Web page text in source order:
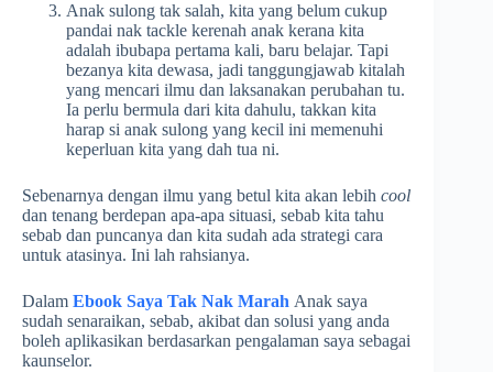
Anak sulong tak salah, kita yang belum cukup
pandai nak tackle kerenah anak kerana kita
adalah ibubapa pertama kali, baru belajar. Tapi
bezanya kita dewasa, jadi tanggungjawab kitalah
yang mencari ilmu dan laksanakan perubahan tu.
Ia perlu bermula dari kita dahulu, takkan kita
harap si anak sulong yang kecil ini memenuhi
keperluan kita yang dah tua ni.
Sebenarnya dengan ilmu yang betul kita akan lebih cool
dan tenang berdepan apa-apa situasi, sebab kita tahu
sebab dan puncanya dan kita sudah ada strategi cara
untuk atasinya. Ini lah rahsianya.
Dalam Ebook Saya Tak Nak Marah Anak saya
sudah senaraikan, sebab, akibat dan solusi yang anda
boleh aplikasikan berdasarkan pengalaman saya sebagai
kaunselor.